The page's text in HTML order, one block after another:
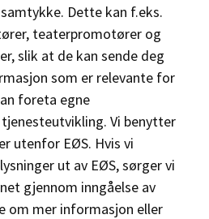
Dette kan f.eks.
teaterpromotører og
slik at de kan sende deg
som er relevante for
foreta egne
Vi benytter
utenfor EØS. Hvis vi
ut av EØS, sørger vi
gjennom inngåelse av
om mer informasjon eller